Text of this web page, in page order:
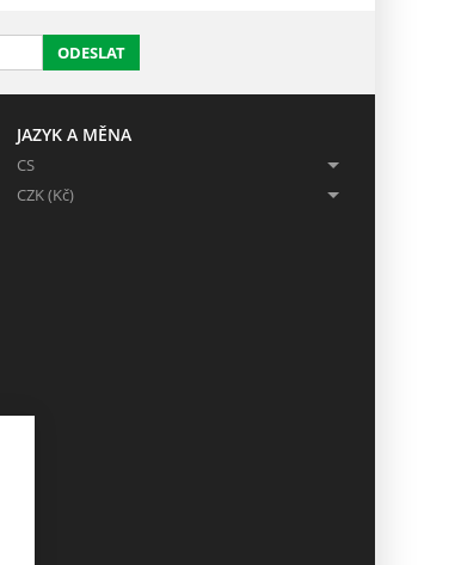
ODESLAT
JAZYK A MĚNA
CS
CZK (Kč)